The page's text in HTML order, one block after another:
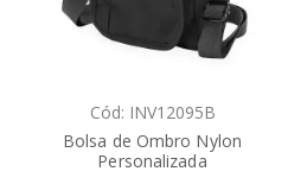
Cód: INV12095B
Bolsa de Ombro Nylon
Personalizada